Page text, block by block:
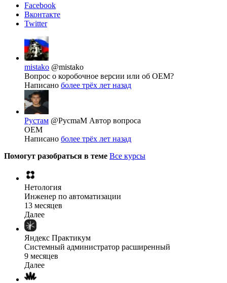
Facebook
Вконтакте
Twitter
mistako @mistako
Вопрос о коробочное версии или об OEM?
Написано более трёх лет назад
Рустам @PycmaM Автор вопроса
OEM
Написано более трёх лет назад
Помогут разобраться в теме Все курсы
Нетология
Инженер по автоматизации
13 месяцев
Далее
Яндекс Практикум
Системный администратор расширенный
9 месяцев
Далее